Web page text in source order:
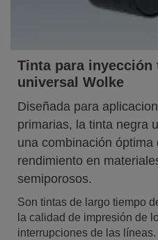
Tinta para inyección
universal Wolke
Diseñada para
primarias, la tinta negra
una combinación óptima
rendimiento en
semiporosos.
Son tintas de largo tiempo
la calidad de impresión de
interrupciones de las líneas.